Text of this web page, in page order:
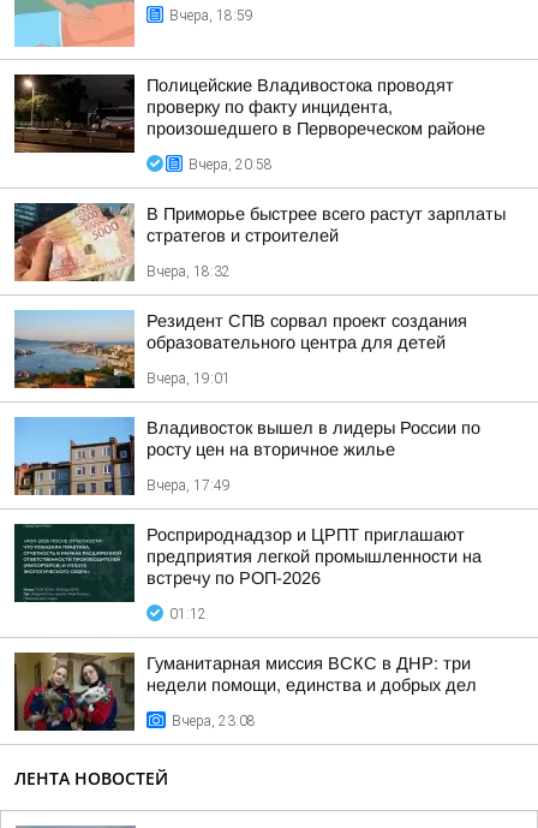
Вчера, 18:59
Полицейские Владивостока проводят
проверку по факту инцидента,
произошедшего в Первореческом районе
Вчера, 20:58
В Приморье быстрее всего растут зарплаты
стратегов и строителей
Вчера, 18:32
Резидент СПВ сорвал проект создания
образовательного центра для детей
Вчера, 19:01
Владивосток вышел в лидеры России по
росту цен на вторичное жилье
Вчера, 17:49
Росприроднадзор и ЦРПТ приглашают
предприятия легкой промышленности на
встречу по РОП-2026
01:12
Гуманитарная миссия ВСКС в ДНР: три
недели помощи, единства и добрых дел
Вчера, 23:08
ЛЕНТА НОВОСТЕЙ